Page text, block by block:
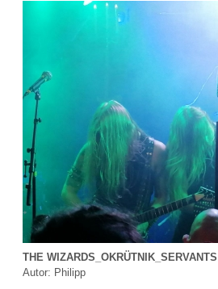
THE
Autor: Philipp